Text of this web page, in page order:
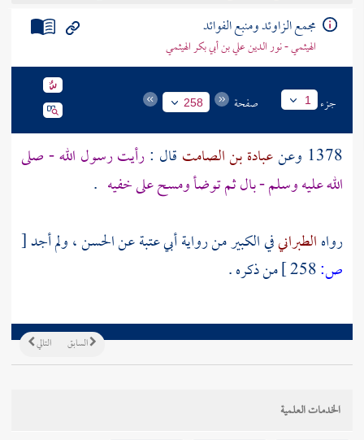
مجمع الزاوئد ومنبع الفوائد
الهيثمي - نور الدين علي بن أبي بكر الهيثمي
جزء 1 صفحة 258
1378 وعن عبادة بن الصامت قال :رأيت رسول الله - صلى
الله عليه وسلم - بال ثم توضأ ومسح على خفيه .
رواهالطبرانيفي الكبير من روايةأبي عتبةعنالحسن، ولم أجد[
ص:
من ذكره .
التالي السابق
الخدمات العلمية